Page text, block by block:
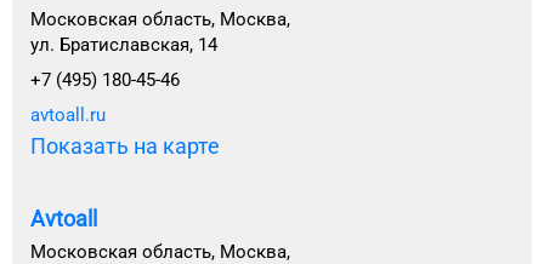
Московская область, Москва,
ул. Братиславская, 14
+7 (495) 180-45-46
avtoall.ru
Показать на карте
Avtoall
Московская область, Москва,